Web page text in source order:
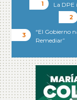
La DPE
“El Gobierno
Remediar”